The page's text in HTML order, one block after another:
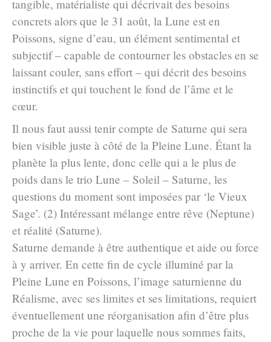
tangible, matérialiste qui décrivait des besoins
concrets alors que le 31 août, la Lune est en
Poissons, signe d’eau, un élément sentimental et
subjectif – capable de contourner les obstacles en se
laissant couler, sans effort – qui décrit des besoins
instinctifs et qui touchent le fond de l’âme et le
cœur.
Il nous faut aussi tenir compte de Saturne qui sera
bien visible juste à côté de la Pleine Lune. Étant la
planète la plus lente, donc celle qui a le plus de
poids dans le trio Lune – Soleil – Saturne, les
questions du moment sont imposées par ‘le Vieux
Sage’. (2) Intéressant mélange entre rêve (Neptune)
et réalité (Saturne).
Saturne demande à être authentique et aide ou force
à y arriver. En cette fin de cycle illuminé par la
Pleine Lune en Poissons, l’image saturnienne du
Réalisme, avec ses limites et ses limitations, requiert
éventuellement une réorganisation afin d’être plus
proche de la vie pour laquelle nous sommes faits,